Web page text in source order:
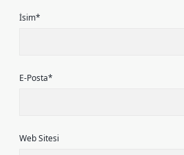
İsim*
E-Posta*
Web Sitesi